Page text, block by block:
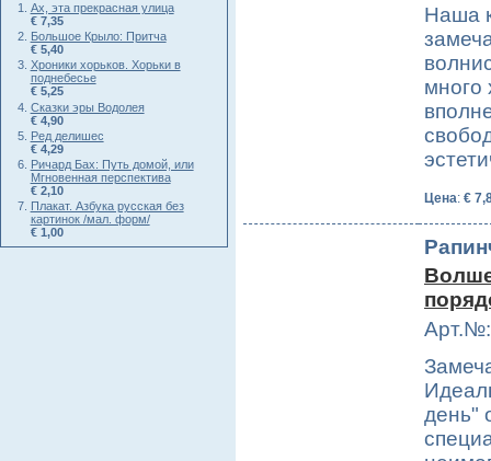
Ах, эта прекрасная улица
€ 7,35
Большое Крыло: Притча
€ 5,40
Хроники хорьков. Хорьки в
поднебесье
€ 5,25
Сказки эры Водолея
€ 4,90
Ред делишес
€ 4,29
Ричард Бах: Путь домой, или
Мгновенная перспектива
€ 2,10
Плакат. Азбука русская без
картинок /мал. форм/
€ 1,00
Наша
много
Цена: €
день"